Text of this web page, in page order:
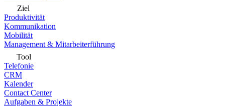
Ziel
Produktivität
Kommunikation
Mobilität
Management & Mitarbeiterführung
Tool
Telefonie
CRM
Kalender
Contact Center
Aufgaben & Projekte